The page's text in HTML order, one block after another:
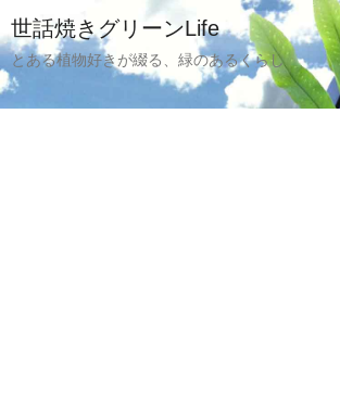
世話焼きグリーンLife
とある植物好きが綴る、緑のあるくらし